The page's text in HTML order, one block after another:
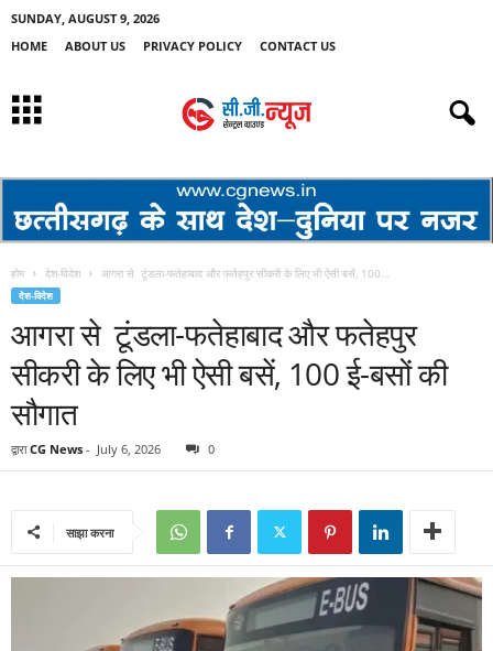
SUNDAY, AUGUST 9, 2026
HOME
ABOUT US PRIVACY POLICY CONTACT US
होम देश-विदेश आगरा से टूंडला-फतेहाबाद और फतेहपुर सीकरी के लिए भी ऐसी बसें, 100...
देश-विदेश
आगरा से टूंडला-फतेहाबाद और फतेहपुर
सीकरी के लिए भी ऐसी बसें, 100 ई-बसों की
सौगात
द्वारा CG News - July 6, 2026 0
साझा करना